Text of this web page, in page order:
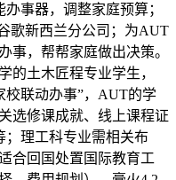
事器，调整家庭预算；
歌新西兰分公司；为AUT
事，帮帮家庭做出决策。
的土木匠程专业学生，
校联动办事”，AUT的学
选修课成就、线上课程证
；理工科专业需相关布
合回国处置国际教育工